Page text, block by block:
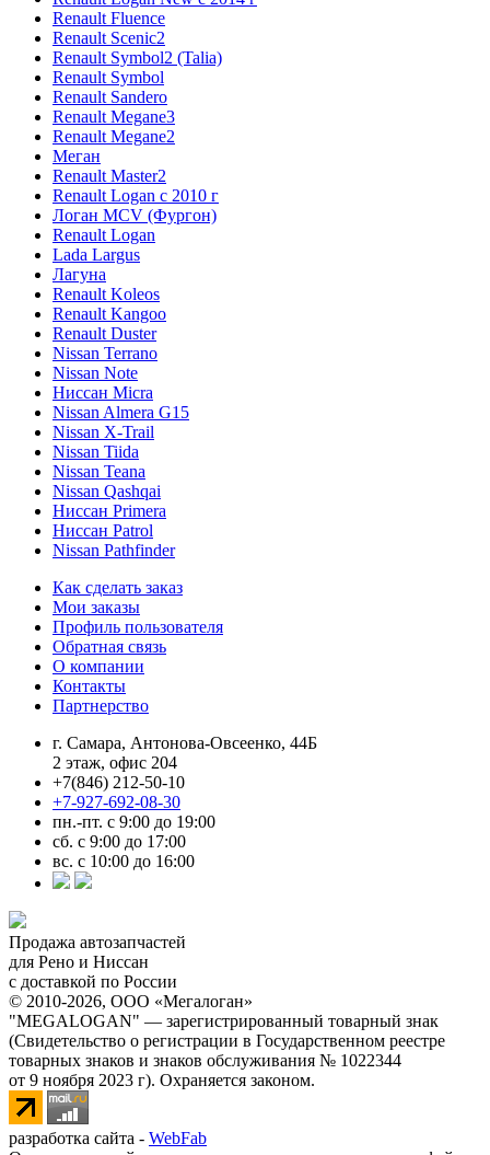
Renault Fluence
Renault Scenic2
Renault Symbol2 (Talia)
Renault Symbol
Renault Sandero
Renault Megane3
Renault Megane2
Меган
Renault Master2
Renault Logan c 2010 г
Логан МСV (Фургон)
Renault Logan
Lada Largus
Лагуна
Renault Koleos
Renault Kangoo
Renault Duster
Nissan Terrano
Nissan Note
Ниссан Micra
Nissan Almera G15
Nissan X-Trail
Nissan Tiida
Nissan Teana
Nissan Qashqai
Ниссан Primera
Ниссан Patrol
Nissan Pathfinder
Как сделать заказ
Мои заказы
Профиль пользователя
Обратная связь
О компании
Контакты
Партнерство
г. Самара, Антонова-Овсеенко, 44Б
2 этаж, офис 204
+7(846) 212-50-10
+7-927-692-08-30
пн.-пт. с 9:00 до 19:00
сб. с 9:00 до 17:00
вс. с 10:00 до 16:00
Продажа автозапчастей
для Рено и Ниссан
с доставкой по России
© 2010-2026, ООО «Мегалоган»
"MEGALOGAN" — зарегистрированный товарный знак
(Свидетельство о регистрации в Государственном реестре
товарных знаков и знаков обслуживания № 1022344
от 9 ноября 2023 г). Охраняется законом.
разработка сайта - WebFab